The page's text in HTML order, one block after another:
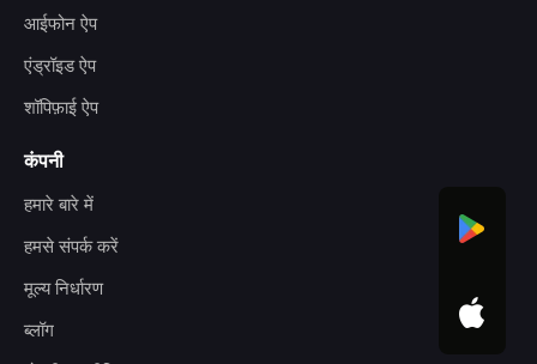
आईफोन ऐप
एंड्रॉइड ऐप
शॉपिफ़ाई ऐप
कंपनी
हमारे बारे में
हमसे संपर्क करें
मूल्य निर्धारण
ब्लॉग